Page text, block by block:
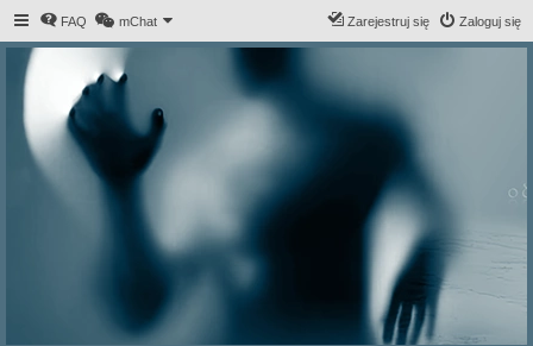
FAQ mChat Zaloguj się
Zarejestruj się